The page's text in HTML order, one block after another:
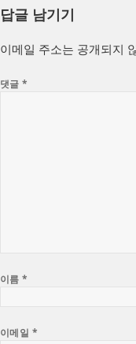
일
이
답글 남기기
이메일 주소는 공개되지
댓글*
이름*
이메일 *